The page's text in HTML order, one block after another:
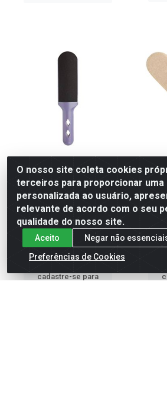
LIXA BONITTA CÔNCAVA DE
PLASTICO PARA OS PÉS
Código: 553812
Embalagem: Unidade
Caixa contém 12 unidade(s)
EAN: 7896025527744
cadastre-se para
LIXA
O nosso site coleta cookies
terceiros para proporcionar uma
personalizada ao usuário,
relevante de acordo com o seu
qualidade do nosso site.
Aceito
Negar não
Preferências de Cookies